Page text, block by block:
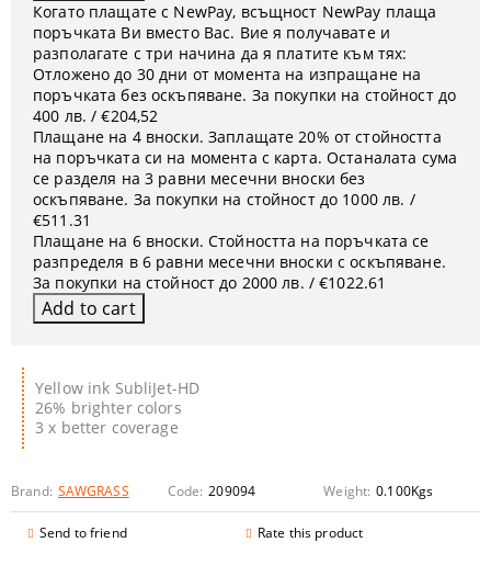
Yellow ink SubliJet-HD
26% brighter colors
3 x better coverage
Brand: SAWGRASS Code: 209094 Weight: 0.100Kgs
Send to friend Rate this product
Когато плащате с NewPay, всъщност NewPay плаща
поръчката Ви вместо Вас. Вие я получавате и
разполагате с три начина да я платите към тях:
Отложено до 30 дни от момента на изпращане на
поръчката без оскъпяване. За покупки на стойност до
400 лв. / €204,52
Плащане на 4 вноски. Заплащате 20% от стойността
на поръчката си на момента с карта. Останалата сума
се разделя на 3 равни месечни вноски без
оскъпяване. За покупки на стойност до 1000 лв. /
€511.31
Плащане на 6 вноски. Стойността на поръчката се
разпределя в 6 равни месечни вноски с оскъпяване.
За покупки на стойност до 2000 лв. / €1022.61